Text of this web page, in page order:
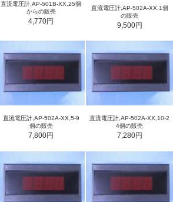
直流電圧計,AP-501B-XX,25個
からの販売
4,770円
直流電圧計,AP-502A-XX,1個
の販売
9,500円
直流電圧計,AP-502A-XX,5-9
個の販売
7,800円
直流電圧計,AP-502A-XX,10-2
4個の販売
7,280円